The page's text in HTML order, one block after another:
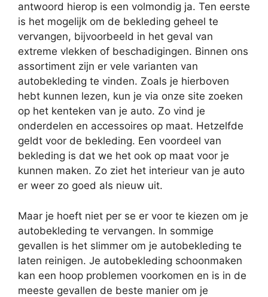
antwoord hierop is een volmondig ja. Ten eerste
is het mogelijk om de bekleding geheel te
vervangen, bijvoorbeeld in het geval van
extreme vlekken of beschadigingen. Binnen ons
assortiment zijn er vele varianten van
autobekleding te vinden. Zoals je hierboven
hebt kunnen lezen, kun je via onze site zoeken
op het kenteken van je auto. Zo vind je
onderdelen en accessoires op maat. Hetzelfde
geldt voor de bekleding. Een voordeel van
bekleding is dat we het ook op maat voor je
kunnen maken. Zo ziet het interieur van je auto
er weer zo goed als nieuw uit.
Maar je hoeft niet per se er voor te kiezen om je
autobekleding te vervangen. In sommige
gevallen is het slimmer om je autobekleding te
laten reinigen. Je autobekleding schoonmaken
kan een hoop problemen voorkomen en is in de
meeste gevallen de beste manier om je